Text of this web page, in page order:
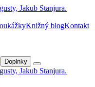
Knižný blogKontakt
Doplnky